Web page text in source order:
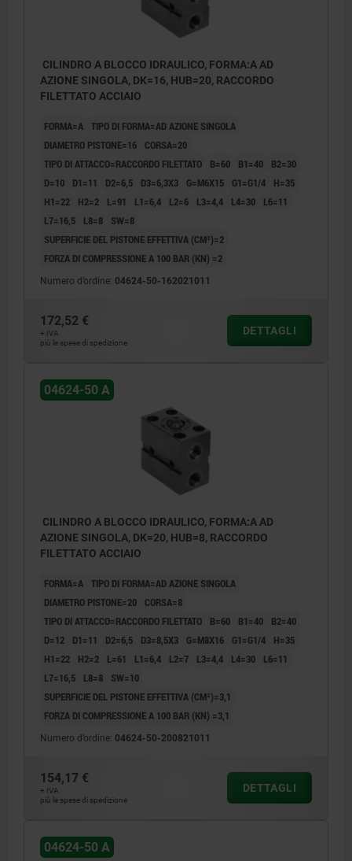
CILINDRO A BLOCCO IDRAULICO, FORMA:A AD
AZIONE SINGOLA, DK=16, HUB=20, RACCORDO
FILETTATO ACCIAIO
FORMA=A TIPO DI FORMA=AD AZIONE SINGOLA
DIAMETRO PISTONE=16
CORSA=20
TIPO DI ATTACCO=RACCORDO FILETTATO
B=60 B1=40
B2=30
D=10
D1=11 D2=6,5 D3=6,3X3 G=M6X15 G1=G1/4
H=35
H1=22
H2=2 L=91 L1=6,4 L2=6 L3=4,4 L4=30
L6=11
L7=16,5
L8=8
SW=8
SUPERFICIE DEL PISTONE EFFETTIVA (CM²)=2
FORZA DI COMPRESSIONE A 100 BAR (KN) =2
Numero d’ordine: 04624-50-162021011
172,52 €
+ IVA
più le spese di spedizione
DETTAGLI
04624-50 A
CILINDRO A BLOCCO IDRAULICO, FORMA:A AD
AZIONE SINGOLA, DK=20, HUB=8, RACCORDO
FILETTATO ACCIAIO
FORMA=A TIPO DI FORMA=AD AZIONE SINGOLA
DIAMETRO PISTONE=20
CORSA=8
TIPO DI ATTACCO=RACCORDO FILETTATO
B=60 B1=40
B2=40
D=12
D1=11 D2=6,5 D3=8,5X3 G=M8X16 G1=G1/4
H=35
H1=22
H2=2 L=61 L1=6,4 L2=7 L3=4,4 L4=30
L6=11
L7=16,5
L8=8
SW=10
SUPERFICIE DEL PISTONE EFFETTIVA (CM²)=3,1
FORZA DI COMPRESSIONE A 100 BAR (KN) =3,1
Numero d’ordine: 04624-50-200821011
154,17 €
+ IVA
più le spese di spedizione
DETTAGLI
04624-50 A